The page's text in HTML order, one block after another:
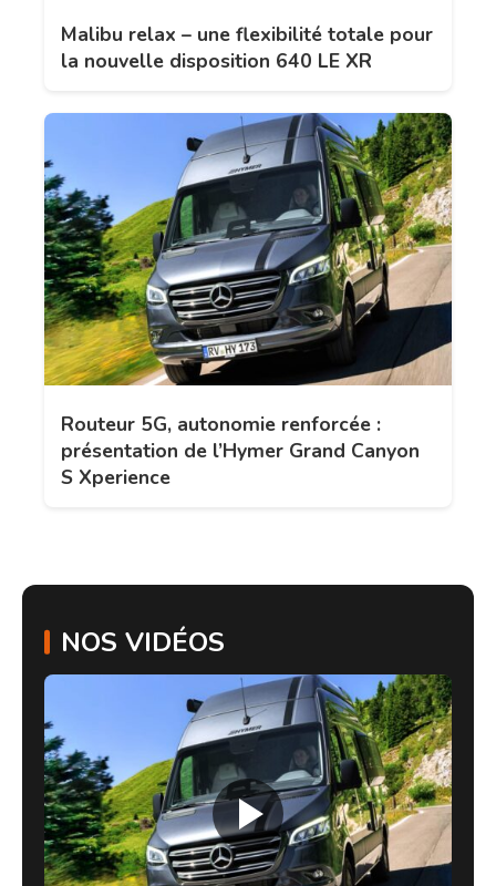
Malibu relax – une flexibilité totale pour
la nouvelle disposition 640 LE XR
Routeur 5G, autonomie renforcée :
présentation de l’Hymer Grand Canyon
S Xperience
NOS VIDÉOS